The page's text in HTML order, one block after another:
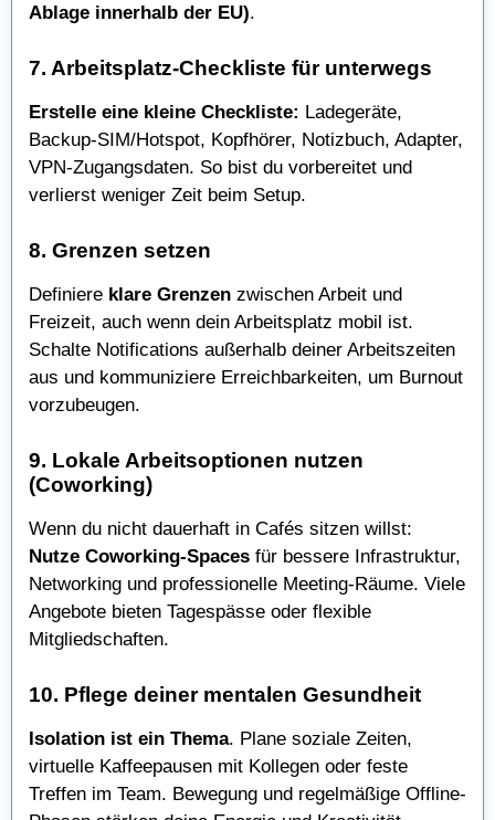
Ablage innerhalb der EU).
7. Arbeitsplatz-Checkliste für unterwegs
Erstelle eine kleine Checkliste: Ladegeräte,
Backup-SIM/Hotspot, Kopfhörer, Notizbuch, Adapter,
VPN-Zugangsdaten. So bist du vorbereitet und
verlierst weniger Zeit beim Setup.
8. Grenzen setzen
Definiere klare Grenzen zwischen Arbeit und
Freizeit, auch wenn dein Arbeitsplatz mobil ist.
Schalte Notifications außerhalb deiner Arbeitszeiten
aus und kommuniziere Erreichbarkeiten, um Burnout
vorzubeugen.
9. Lokale Arbeitsoptionen nutzen
(Coworking)
Wenn du nicht dauerhaft in Cafés sitzen willst:
Nutze Coworking-Spaces für bessere Infrastruktur,
Networking und professionelle Meeting-Räume. Viele
Angebote bieten Tagespässe oder flexible
Mitgliedschaften.
10. Pflege deiner mentalen Gesundheit
Isolation ist ein Thema. Plane soziale Zeiten,
virtuelle Kaffeepausen mit Kollegen oder feste
Treffen im Team. Bewegung und regelmäßige Offline-